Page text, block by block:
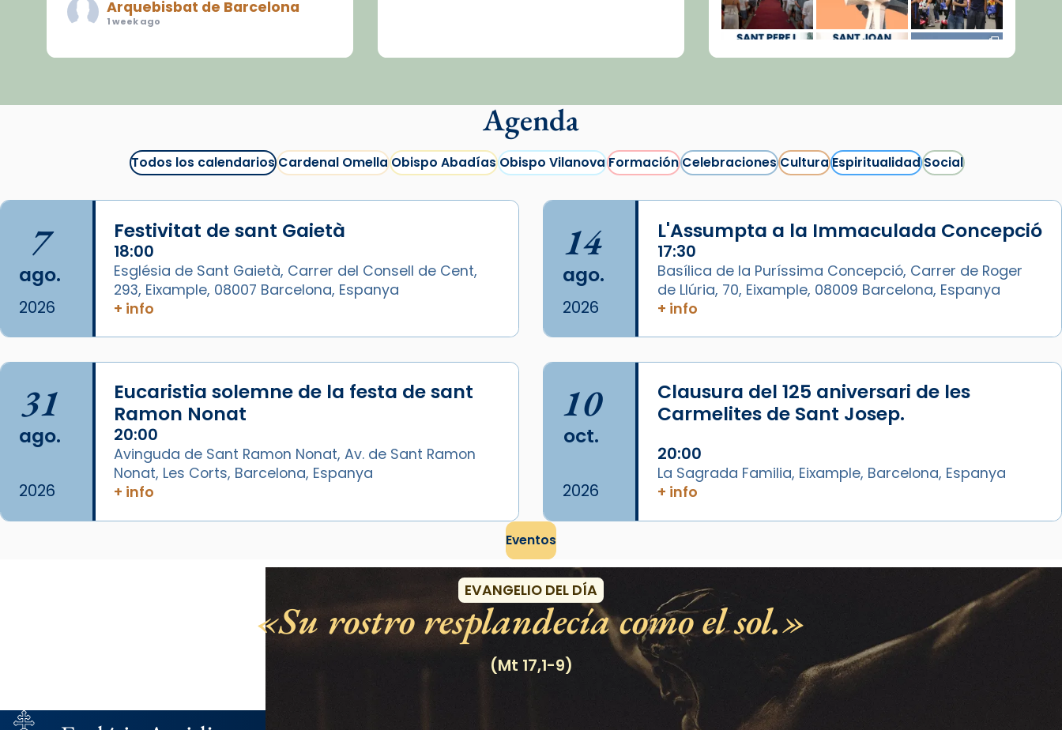
Arquebisbat de Barcelona
1 week ago
juliol la missa de Les Santes de
📸 J. Merino
Foto
View on Facebook · Share
Arquebisbat de Barcelonais at
Aquest dilluns, 27 de juliol, ha
tingut lloc la missa d’acció de
gràcies en agraïment al comitè
organitzador de la visita
apostòlica del Sant Pare Lleó XIV
a Barcelona, i als col·laboradors,
a la Catedral de Barcelona.
cardenal Joan Josep Omella, ha
concelebrat el bisbe auxiliar de
Barcelona, Mons. David Abadías.
Agenda
Todos los calendariosCardenal OmellaObispo AbadíasObispo VilanovaFormaciónCelebracionesCulturaEspiritualidadSocial
7
ago.
2026
Festivitat de sant Gaietà
18:00
Església de Sant Gaietà, Carrer del Consell de Cent,
293, Eixample, 08007 Barcelona, Espanya
+ info
14
ago.
2026
L'Assumpta a la Immaculada Concepció
17:30
Basílica de la Puríssima Concepció, Carrer de Roger
de Llúria, 70, Eixample, 08009 Barcelona, Espanya
+ info
31
ago.
2026
Eucaristia solemne de la festa de sant
Ramon Nonat
20:00
Avinguda de Sant Ramon Nonat, Av. de Sant Ramon
Nonat, Les Corts, Barcelona, Espanya
+ info
10
oct.
2026
Clausura del 125 aniversari de les
Carmelites de Sant Josep.
20:00
La Sagrada Familia, Eixample, Barcelona, Espanya
+ info
Eventos
EVANGELIO DEL DÍA
Su rostro resplandecía como el sol.
(Mt 17,1-9)